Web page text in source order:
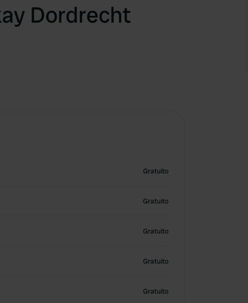
Dordrecht
Gratuito
Gratuito
Gratuito
Gratuito
Gratuito